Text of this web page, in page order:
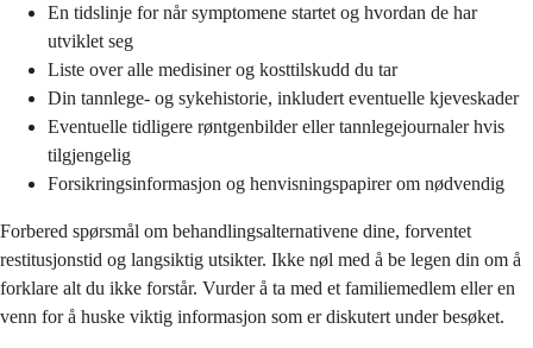
En tidslinje for når symptomene startet og hvordan de har
utviklet seg
Liste over alle medisiner og kosttilskudd du tar
Din tannlege- og sykehistorie, inkludert eventuelle kjeveskader
Eventuelle tidligere røntgenbilder eller tannlegejournaler hvis
tilgjengelig
Forsikringsinformasjon og henvisningspapirer om nødvendig
Forbered spørsmål om behandlingsalternativene dine, forventet
restitusjonstid og langsiktig utsikter. Ikke nøl med å be legen din om å
forklare alt du ikke forstår. Vurder å ta med et familiemedlem eller en
venn for å huske viktig informasjon som er diskutert under besøket.